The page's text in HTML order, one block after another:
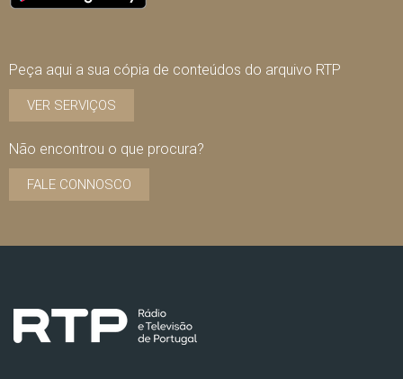
Peça aqui a sua cópia de conteúdos do arquivo RTP
VER SERVIÇOS
Não encontrou o que procura?
FALE CONNOSCO